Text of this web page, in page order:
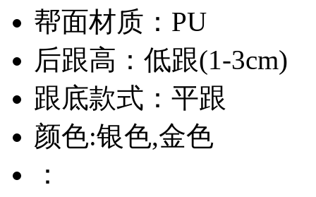
帮面材质：PU
后跟高：低跟(1-3cm)
跟底款式：平跟
颜色:银色,金色
：